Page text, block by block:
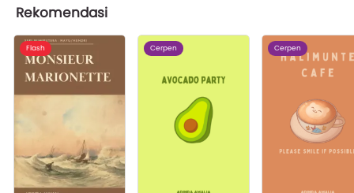
Rekomendasi
Flash Cerpen Cerpen